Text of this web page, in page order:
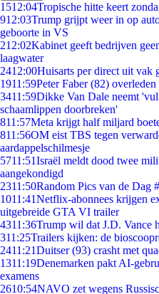
1512:04Tropische hitte keert
912:03Trump grijpt weer in op
geboorte in VS
212:02Kabinet geeft bedrijven
laagwater
2412:00Huisarts per direct uit vak
1911:59Peter Faber (82) overleden
3411:59Dikke Van Dale neemt
schaamlippen doorbreken'
811:57Meta krijgt half miljard
811:56OM eist TBS tegen
aardappelschilmesje
5711:51Israël meldt dood twee
aangekondigd
2311:50Random Pics van de Dag
1011:41Netflix-abonnees krijgen
uitgebreide GTA VI trailer
4311:36Trump wil dat J.D. Vance
311:25Trailers kijken: de
2411:21Duitser (93) crasht met
1311:19Denemarken pakt AI-
examens
2610:54NAVO zet wegens